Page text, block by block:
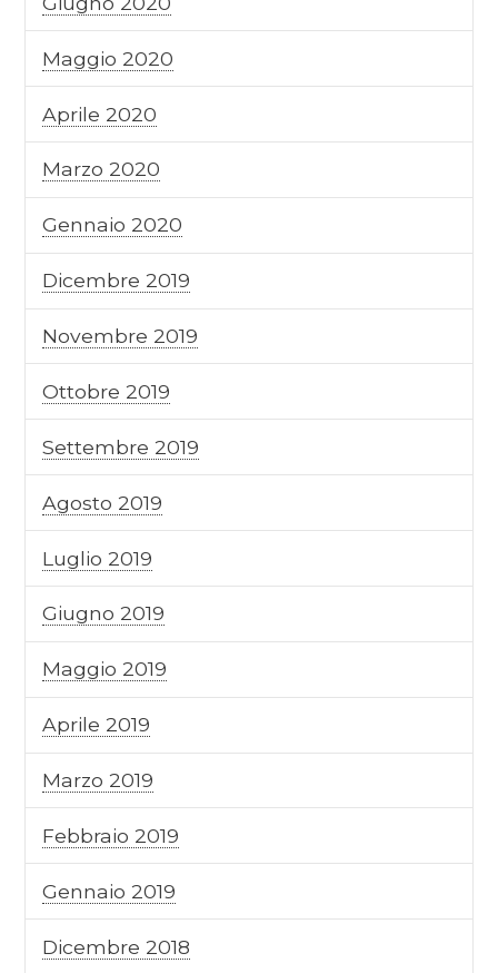
Maggio 2020
Aprile 2020
Marzo 2020
Gennaio 2020
Dicembre 2019
Novembre 2019
Ottobre 2019
Settembre 2019
Agosto 2019
Luglio 2019
Giugno 2019
Maggio 2019
Aprile 2019
Marzo 2019
Febbraio 2019
Gennaio 2019
Dicembre 2018